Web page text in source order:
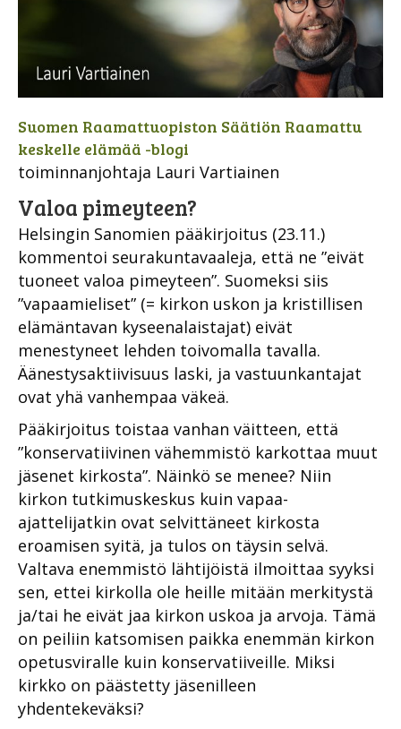
Suomen Raamattuopiston Säätiön Raamattu
keskelle elämää -blogi
toiminnanjohtaja Lauri Vartiainen
Valoa pimeyteen?
Helsingin Sanomien pääkirjoitus (23.11.)
kommentoi seurakuntavaaleja, että ne ”eivät
tuoneet valoa pimeyteen”. Suomeksi siis
”vapaamieliset” (= kirkon uskon ja kristillisen
elämäntavan kyseenalaistajat) eivät
menestyneet lehden toivomalla tavalla.
Äänestysaktiivisuus laski, ja vastuunkantajat
ovat yhä vanhempaa väkeä.
Pääkirjoitus toistaa vanhan väitteen, että
”konservatiivinen vähemmistö karkottaa muut
jäsenet kirkosta”. Näinkö se menee? Niin
kirkon tutkimuskeskus kuin vapaa-
ajattelijatkin ovat selvittäneet kirkosta
eroamisen syitä, ja tulos on täysin selvä.
Valtava enemmistö lähtijöistä ilmoittaa syyksi
sen, ettei kirkolla ole heille mitään merkitystä
ja/tai he eivät jaa kirkon uskoa ja arvoja. Tämä
on peiliin katsomisen paikka enemmän kirkon
opetusviralle kuin konservatiiveille. Miksi
kirkko on päästetty jäsenilleen
yhdentekeväksi?